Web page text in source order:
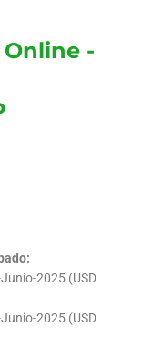
-
2025 (USD
2025 (USD